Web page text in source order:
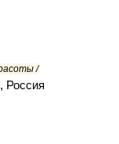
/
Россия